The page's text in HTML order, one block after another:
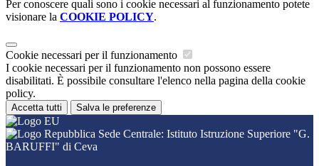
Per conoscere quali sono i cookie necessari al funzionamento potete
visionare la COOKIE POLICY.
Cookie necessari per il funzionamento
I cookie necessari per il funzionamento non possono essere
disabilitati. È possibile consultare l'elenco nella pagina della cookie
policy.
Accetta tutti Salva le preferenze
Sede Centrale: Istituto Istruzione Superiore "G.
BARUFFI" di Ceva